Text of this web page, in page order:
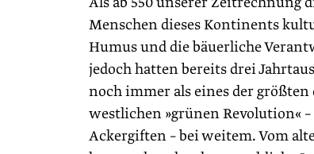
Menschen dieses Kontinents
Humus und die bäuerliche
jedoch hatten bereits drei
noch immer als eines der
westlichen »grünen Revolution«
Ackergiften – bei weitem. Vom